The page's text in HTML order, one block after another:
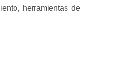
herramientas de